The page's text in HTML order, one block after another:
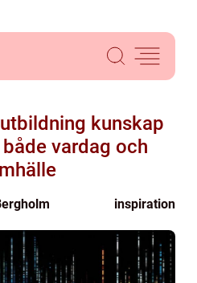
kunskap
vardag och
inspiration